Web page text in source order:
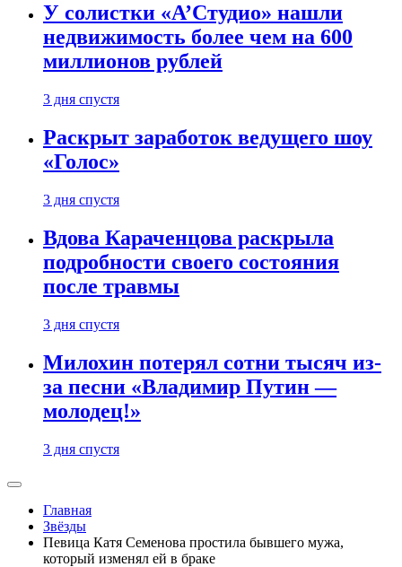
У солистки «А’Студио» нашли
недвижимость более чем на 600
миллионов рублей
3 дня спустя
Раскрыт заработок ведущего шоу
«Голос»
3 дня спустя
Вдова Караченцова раскрыла
подробности своего состояния
после травмы
3 дня спустя
Милохин потерял сотни тысяч из-
за песни «Владимир Путин —
молодец!»
3 дня спустя
Главная
Звёзды
Певица Катя Семенова простила бывшего мужа,
который изменял ей в браке